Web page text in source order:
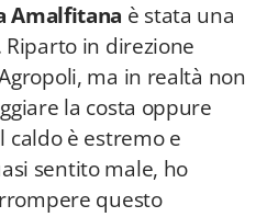
Amalfitana è stata una
in direzione
ma in realtà non
la costa oppure
caldo è estremo e
sentito male, ho
questo